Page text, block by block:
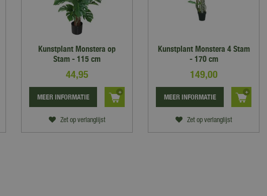
Kunstplant Monstera op
Stam - 115 cm
44,95
Zet op verlanglijst
MEER INFORMATIE
Kunstplant Monstera 4 Stam
- 170 cm
149,00
Zet op verlanglijst
MEER INFORMATIE